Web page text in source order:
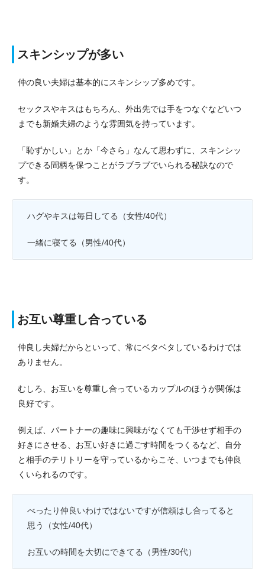
スキンシップが多い
仲の良い夫婦は基本的にスキンシップ多めです。
セックスやキスはもちろん、外出先では手をつなぐなどいつ
までも新婚夫婦のような雰囲気を持っています。
「恥ずかしい」とか「今さら」なんて思わずに、スキンシッ
プできる間柄を保つことがラブラブでいられる秘訣なので
す。
ハグやキスは毎日してる（女性/40代）
一緒に寝てる（男性/40代）
お互い尊重し合っている
仲良し夫婦だからといって、常にベタベタしているわけでは
ありません。
むしろ、お互いを尊重し合っているカップルのほうが関係は
良好です。
例えば、パートナーの趣味に興味がなくても干渉せず相手の
好きにさせる、お互い好きに過ごす時間をつくるなど、自分
と相手のテリトリーを守っているからこそ、いつまでも仲良
くいられるのです。
べったり仲良いわけではないですが信頼はし合ってると
思う（女性/40代）
お互いの時間を大切にできてる（男性/30代）